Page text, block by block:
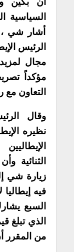
السياسية
أشار شي
الرئيس
مجال
مؤكداً
التعاون
وقال
نظيره
الثنائية
زيارة شي
فيه
السبع
من المقرر